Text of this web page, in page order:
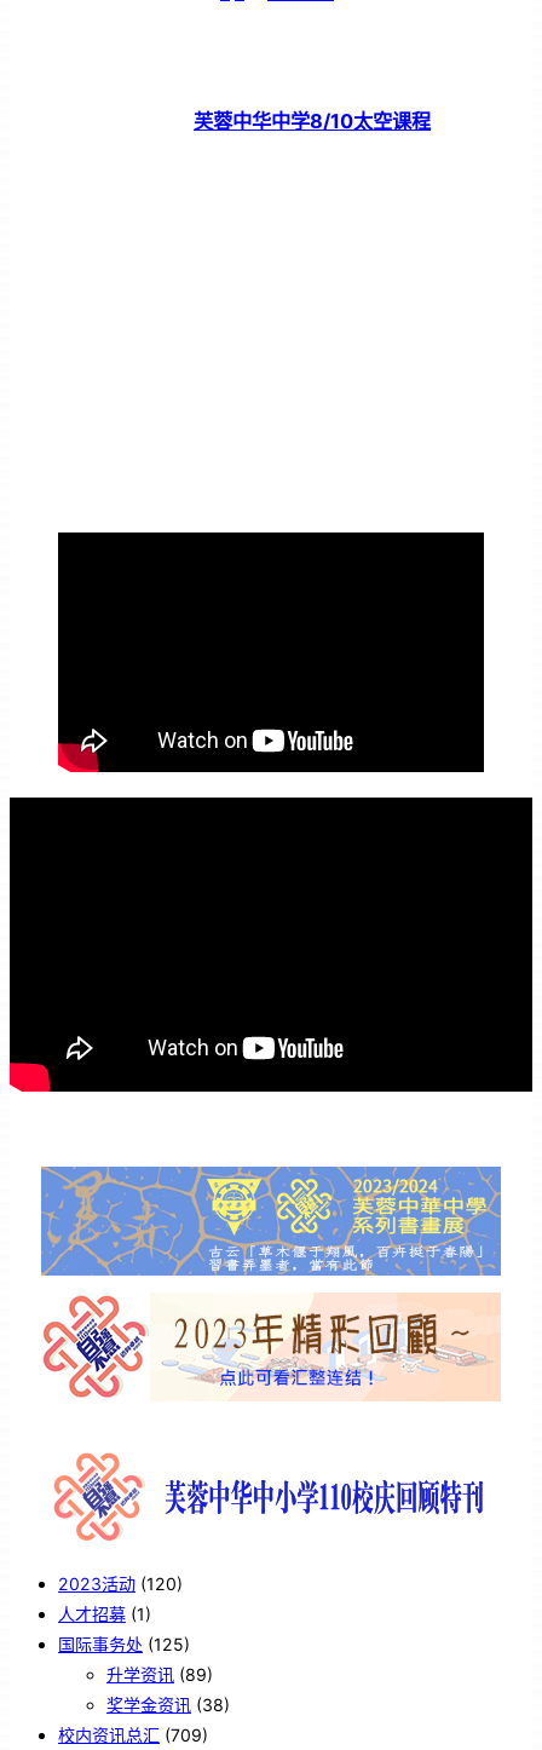
芙蓉中华中学8/10太空课程
2023活动 (120)
人才招募 (1)
国际事务处 (125)
升学资讯 (89)
奖学金资讯 (38)
校内资讯总汇 (709)